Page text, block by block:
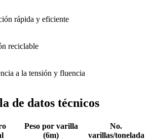
rápida y eficiente
reciclable
a la tensión y fluencia
de datos técnicos
Peso por varilla
(6m)
No.
varillas/tonelada